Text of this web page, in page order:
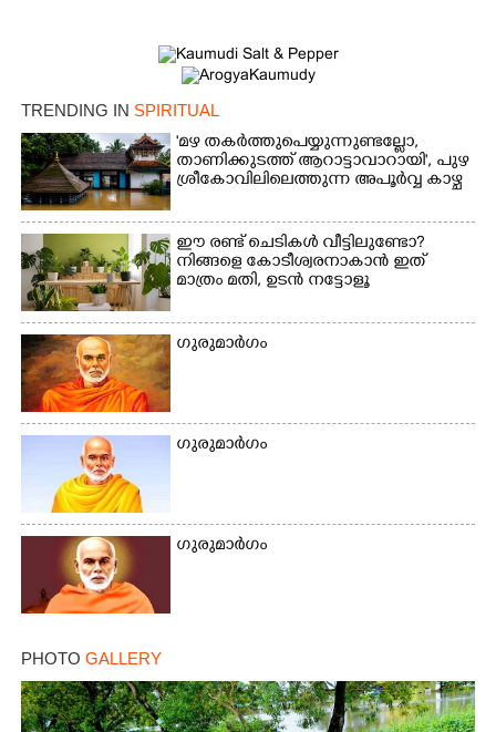
TRENDING IN SPIRITUAL
'മഴ തകർത്തുപെയ്യുന്നുണ്ടല്ലോ,​
താണിക്കുടത്ത് ആറാട്ടാവാറായി', പുഴ
ശ്രീകോവിലിലെത്തുന്ന അപൂർവ്വ കാഴ്ച
ഈ രണ്ട് ചെടികൾ വീട്ടിലുണ്ടോ?​
നിങ്ങളെ കോടീശ്വരനാകാൻ ഇത്
മാത്രം മതി,​ ഉടൻ നട്ടോളൂ
ഗുരുമാ‌ർഗം
ഗുരുമാർഗം
ഗുരുമാർഗം
PHOTO GALLERY